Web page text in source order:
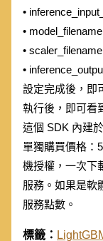
•
•
•
•
設定完成後，即
執行後，即可看
這個 SDK 內建於
單獨購買價格：
機授權，一次下
服務。如果是軟
服務點數。
標籤：